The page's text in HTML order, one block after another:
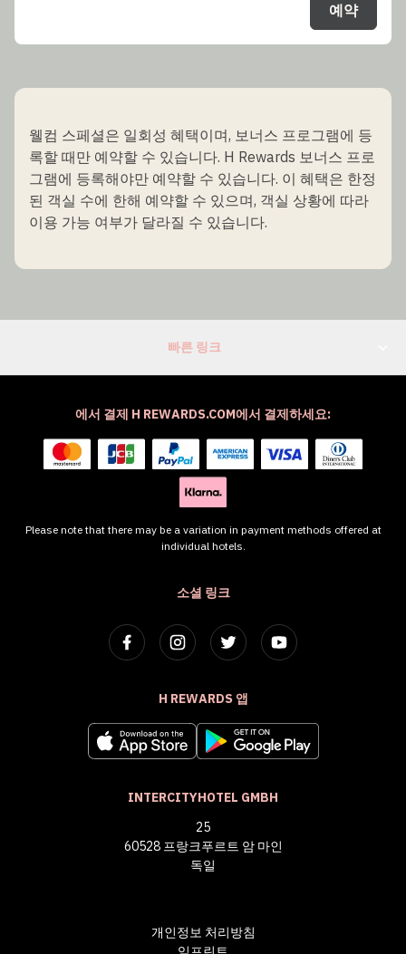
예약
웰컴 스페셜은 일회성 혜택이며, 보너스 프로그램에 등
록할 때만 예약할 수 있습니다. H Rewards 보너스 프로
그램에 등록해야만 예약할 수 있습니다. 이 혜택은 한정
된 객실 수에 한해 예약할 수 있으며, 객실 상황에 따라
이용 가능 여부가 달라질 수 있습니다.
빠른 링크
소셜 링크
H REWARDS 앱
INTERCITYHOTEL GMBH
25
60528 프랑크푸르트 암 마인
독일
에서 결제 H REWARDS.COM에서 결제하세요:
Please note that there may be a variation in payment methods offered at
individual hotels.
개인정보 처리방침